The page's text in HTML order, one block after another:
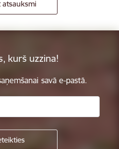
atsauksmi
kurš uzzina!
savā e-pastā.